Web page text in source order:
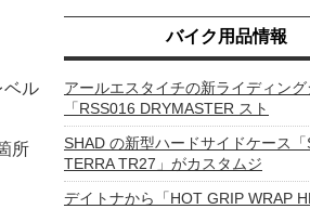
ベル
所
バイク用品情報
アールエスタイチの新ライディン
「RSS016 DRYMASTER スト
SHAD の新型ハードサイドケース「
TERRA TR27」がカスタムジ
デイトナから「HOT GRIP WRAP